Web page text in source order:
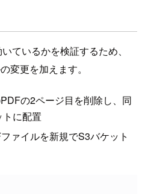
ているかを検証するため、
変更を加えます。
の2ページ目を削除し、同
に配置
ァイルを新規でS3バケット